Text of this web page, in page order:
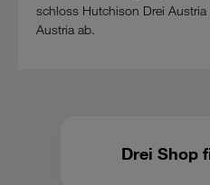
schloss Hutchison Drei Austria
Austria ab.
Drei Shop